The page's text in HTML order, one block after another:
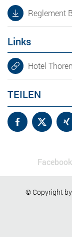
Reglement
Links
Hotel
TEILEN
Facebook
© Copyright by